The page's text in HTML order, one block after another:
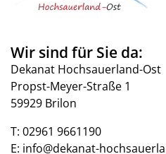
Wir sind für Sie da:
Dekanat Hochsauerland-Ost
Propst-Meyer-Straße 1
59929 Brilon
T: 02961 9661190
E: info@dekanat-